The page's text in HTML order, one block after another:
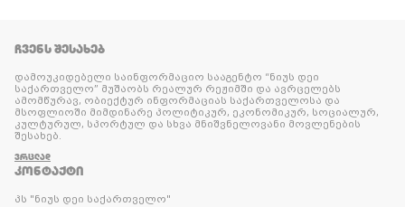
ᲩᲕᲔᲜᲡ ᲨᲔᲡᲐᲮᲔᲑ
დამოუკიდებელი საინფორმაციო სააგენტო “ნიუს დეი
საქართველო” მუშაობს რეალურ რეჟიმში და ავრცელებს
ამომწურავ, ობიექტურ ინფორმაციას საქართველოსა და
მსოფლიოში მიმდინარე პოლიტიკურ, ეკონომიკურ, სოციალურ,
კულტურულ, სპორტულ და სხვა მნიშვნელოვანი მოვლენების
შესახებ.
ᲕᲠᲪᲚᲐᲓ
ᲙᲝᲜᲢᲐᲥᲢᲘ
პს "ნიუს დეი საქართველო"